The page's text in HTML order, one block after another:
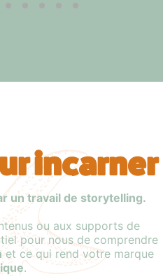
incarner
un travail de storytelling.
ou aux supports de
pour nous de comprendre
et ce qui rend votre marque
.